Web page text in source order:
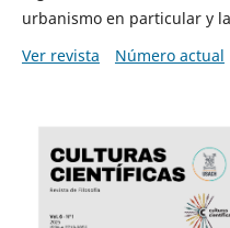
urbanismo en particular y
Ver revista
Número actual